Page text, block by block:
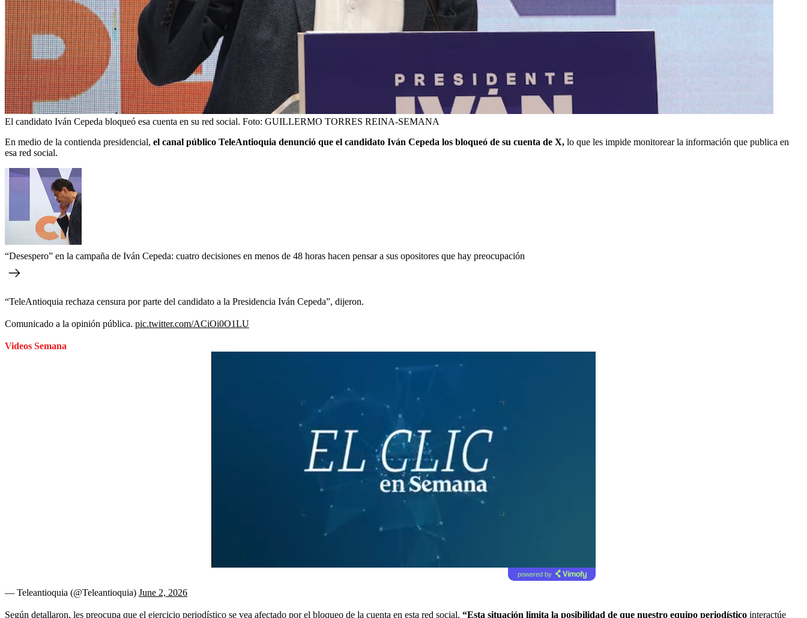
El candidato Iván Cepeda bloqueó esa cuenta en su red social. Foto: GUILLERMO TORRES REINA-SEMANA
En medio de la contienda presidencial, el canal público TeleAntioquia denunció que el candidato Iván Cepeda los bloqueó de su cuenta de X, lo que les impide monitorear la información que publica en
esa red social.
“Desespero” en la campaña de Iván Cepeda: cuatro decisiones en menos de 48 horas hacen pensar a sus opositores que hay preocupación
“TeleAntioquia rechaza censura por parte del candidato a la Presidencia Iván Cepeda”, dijeron.
Comunicado a la opinión pública. pic.twitter.com/ACiOi0O1LU
Videos Semana
powered by
— Teleantioquia (@Teleantioquia) June 2, 2026
Según detallaron, les preocupa que el ejercicio periodístico se vea afectado por el bloqueo de la cuenta en esta red social. “Esta situación limita la posibilidad de que nuestro equipo periodístico interactúe